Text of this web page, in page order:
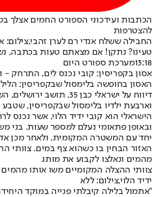
הכתבות ועידכוני הספורט החמים אצלך
להצטרפות
החבילה ששלח אנדי רם לערן זהבי,צילום:
טעינו? נתקן! אם מצאתם טעות בכתבה,
13:18מערכת ספורט היום
אסון בקפריסין: קובי נכנס לים, התרחק -
האסון בחופשה בלימסול שבקפריסין:
דיווח על ישראלי כבן 35,
וארבעת ילדיו בלימסול שבקפריסין,
הישראלי הוא קובי ידיד הלוי, אשר נכנס
ובאופן פתאומי נעלם למספר שעות. בני
יחד עם המשטרה המקומית, ולאחר מכן
האזור הבחין בו כשהוא צף במים. צוותי
מהמים ונאלצו לקבוע את מותו.
צוותי ההצלה המקומיים משו אותו מהמים
ידיד הלוי,צילום: ללא